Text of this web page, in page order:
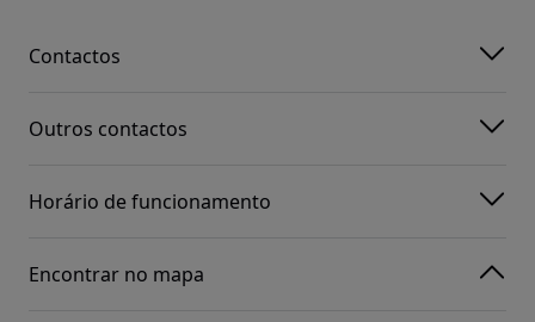
Contactos
Outros contactos
Horário de funcionamento
Encontrar no mapa